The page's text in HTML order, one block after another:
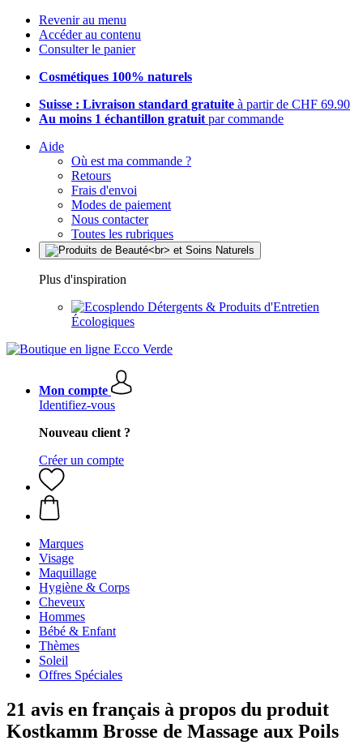
Revenir au menu
Accéder au contenu
Consulter le panier
Cosmétiques 100% naturels
Suisse : Livraison standard gratuite à partir de CHF 69.90
Au moins 1 échantillon gratuit par commande
Aide
Où est ma commande ?
Retours
Frais d'envoi
Modes de paiement
Nous contacter
Toutes les rubriques
Plus d'inspiration
Détergents & Produits d'Entretien
Écologiques
Mon compte
Identifiez-vous
Nouveau client ?
Créer un compte
Marques
Visage
Maquillage
Hygiène & Corps
Cheveux
Hommes
Bébé & Enfant
Thèmes
Soleil
Offres Spéciales
21 avis en français à propos du produit
Kostkamm Brosse de Massage aux Poils